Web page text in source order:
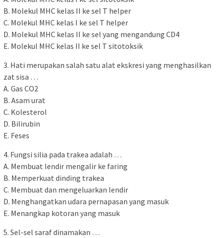
B. Molekul MHC kelas II ke sel T helper
C. Molekul MHC kelas I ke sel T helper
D. Molekul MHC kelas II ke sel yang mengandung CD4
E. Molekul MHC kelas II ke sel T sitotoksik
3. Hati merupakan salah satu alat ekskresi yang menghasilkan
zat sisa …
A. Gas CO2
B. Asam urat
C. Kolesterol
D. Bilirubin
E. Feses
4. Fungsi silia pada trakea adalah …
A. Membuat lendir mengalir ke faring
B. Memperkuat dinding trakea
C. Membuat dan mengeluarkan lendir
D. Menghangatkan udara pernapasan yang masuk
E. Menangkap kotoran yang masuk
5. Sel-sel saraf dinamakan …